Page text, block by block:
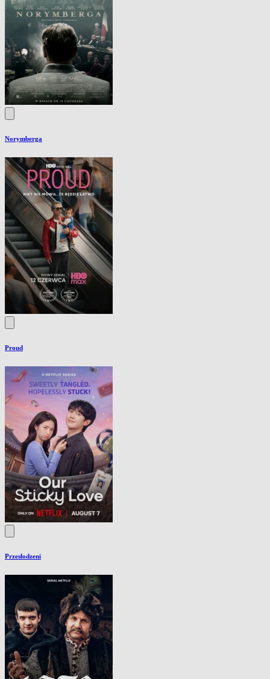
Norymberga
Proud
Przesłodzeni